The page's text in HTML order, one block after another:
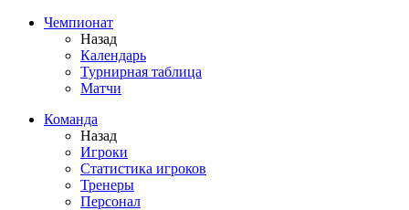
Чемпионат
Назад
Календарь
Турнирная таблица
Матчи
Команда
Назад
Игроки
Статистика игроков
Тренеры
Персонал